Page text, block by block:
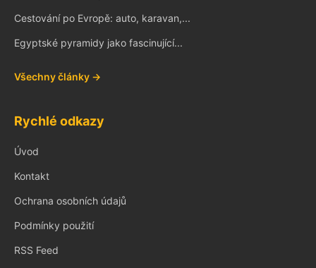
Cestování po Evropě: auto, karavan,...
Egyptské pyramidy jako fascinující...
Všechny články →
Rychlé odkazy
Úvod
Kontakt
Ochrana osobních údajů
Podmínky použití
RSS Feed